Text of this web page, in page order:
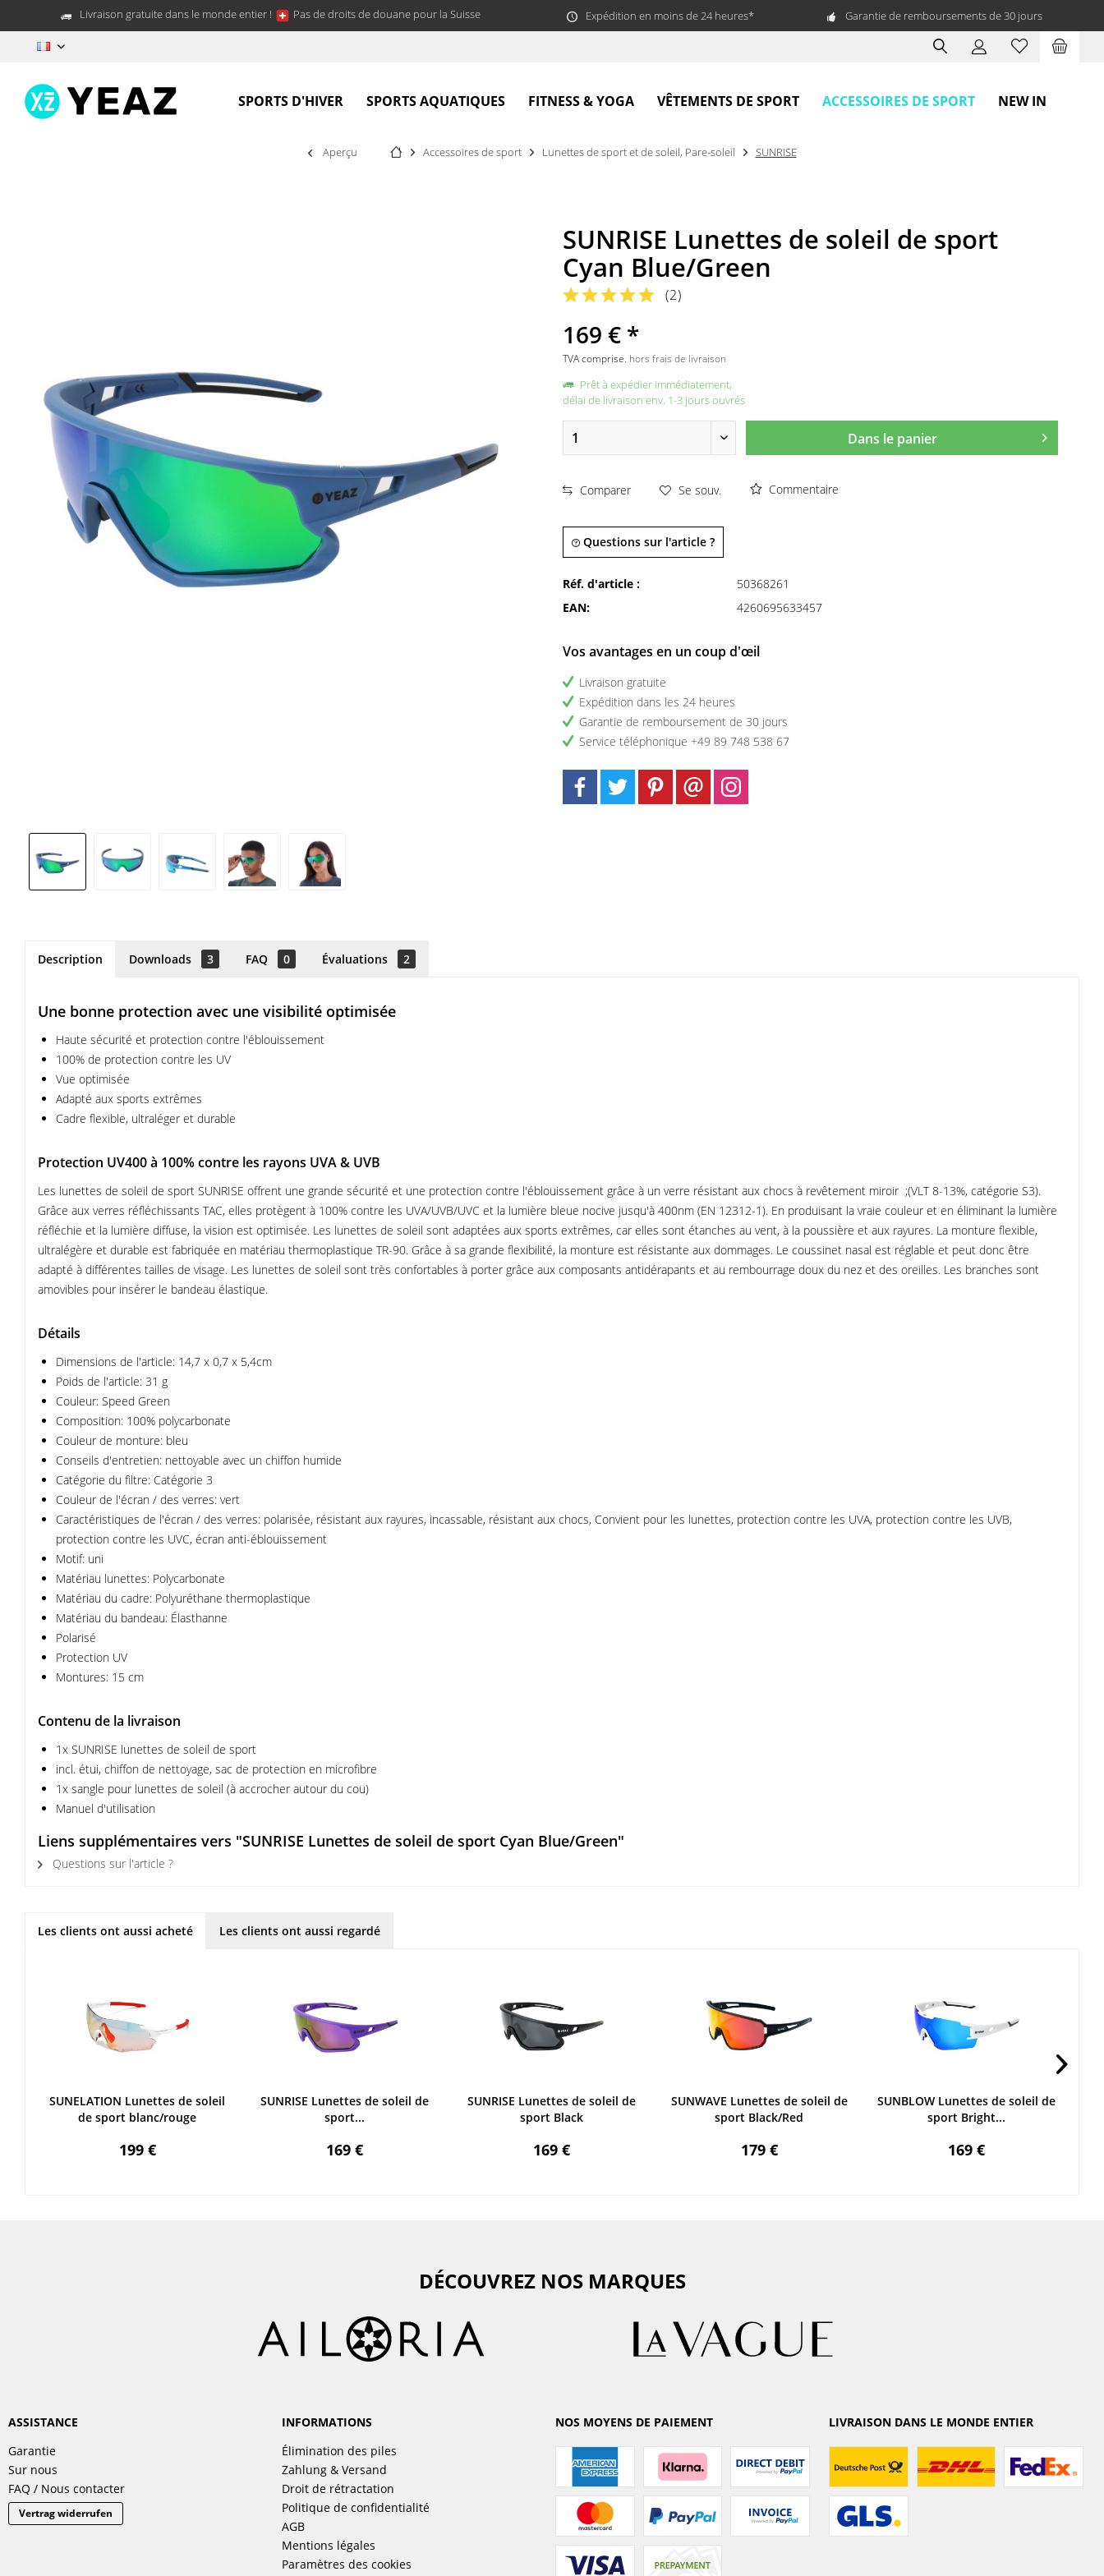
Livraison gratuite dans le monde entier ! Pas de droits de douane pour la Suisse Expédition en moins de 24 heures* Garantie de remboursements de 30 jours
SPORTS D'HIVER SPORTS AQUATIQUES FITNESS & YOGA VÊTEMENTS DE SPORT ACCESSOIRES DE SPORT NEW IN
Aperçu Accessoires de sport Lunettes de sport et de soleil, Pare-soleil SUNRISE
SUNRISE Lunettes de soleil de sport
Cyan Blue/Green
(2)
169 € *
TVA comprise. hors frais de livraison
Prêt à expédier immédiatement,
délai de livraison env. 1-3 jours ouvrés
Dans le panier
Comparer Se souv. Commentaire
Questions sur l'article ?
Réf. d'article :
50368261
EAN:
4260695633457
Vos avantages en un coup d'œil
Livraison gratuite
Expédition dans les 24 heures
Garantie de remboursement de 30 jours
Service téléphonique +49 89 748 538 67
Description Downloads 3 FAQ 0 Évaluations 2
Une bonne protection avec une visibilité optimisée
Haute sécurité et protection contre l'éblouissement
100% de protection contre les UV
Vue optimisée
Adapté aux sports extrêmes
Cadre flexible, ultraléger et durable
Protection UV400 à 100% contre les rayons UVA & UVB
Les lunettes de soleil de sport SUNRISE offrent une grande sécurité et une protection contre l'éblouissement grâce à un verre résistant aux chocs à revêtement miroir ;(VLT 8-13%, catégorie S3).
Grâce aux verres réfléchissants TAC, elles protègent à 100% contre les UVA/UVB/UVC et la lumière bleue nocive jusqu'à 400nm (EN 12312-1). En produisant la vraie couleur et en éliminant la lumière
réfléchie et la lumière diffuse, la vision est optimisée. Les lunettes de soleil sont adaptées aux sports extrêmes, car elles sont étanches au vent, à la poussière et aux rayures. La monture flexible,
ultralégère et durable est fabriquée en matériau thermoplastique TR-90. Grâce à sa grande flexibilité, la monture est résistante aux dommages. Le coussinet nasal est réglable et peut donc être
adapté à différentes tailles de visage. Les lunettes de soleil sont très confortables à porter grâce aux composants antidérapants et au rembourrage doux du nez et des oreilles. Les branches sont
amovibles pour insérer le bandeau élastique.
Détails
Dimensions de l'article: 14,7 x 0,7 x 5,4cm
Poids de l'article: 31 g
Couleur: Speed Green
Composition: 100% polycarbonate
Couleur de monture: bleu
Conseils d'entretien: nettoyable avec un chiffon humide
Catégorie du filtre: Catégorie 3
Couleur de l'écran / des verres: vert
Caractéristiques de l'écran / des verres: polarisée, résistant aux rayures, incassable, résistant aux chocs, Convient pour les lunettes, protection contre les UVA, protection contre les UVB,
protection contre les UVC, écran anti-éblouissement
Motif: uni
Matériau lunettes: Polycarbonate
Matériau du cadre: Polyuréthane thermoplastique
Matériau du bandeau: Élasthanne
Polarisé
Protection UV
Montures: 15 cm
Contenu de la livraison
1x SUNRISE lunettes de soleil de sport
incl. étui, chiffon de nettoyage, sac de protection en microfibre
1x sangle pour lunettes de soleil (à accrocher autour du cou)
Manuel d'utilisation
Liens supplémentaires vers "SUNRISE Lunettes de soleil de sport Cyan Blue/Green"
Questions sur l'article ?
Les clients ont aussi acheté Les clients ont aussi regardé
SUNELATION Lunettes de soleil
de sport blanc/rouge
199 €
SUNRISE Lunettes de soleil de
sport...
169 €
SUNRISE Lunettes de soleil de
sport Black
169 €
SUNWAVE Lunettes de soleil de
sport Black/Red
179 €
SUNBLOW Lunettes de soleil de
sport Bright...
169 €
DÉCOUVREZ NOS MARQUES
ASSISTANCE
Garantie
Sur nous
FAQ / Nous contacter
Vertrag widerrufen
INFORMATIONS
Élimination des piles
Zahlung & Versand
Droit de rétractation
Politique de confidentialité
AGB
Mentions légales
Paramètres des cookies
NOS MOYENS DE PAIEMENT LIVRAISON DANS LE MONDE ENTIER